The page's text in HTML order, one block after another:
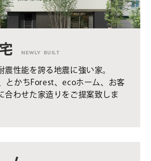
NEWLY BUILT
震性能を誇る地震に強い家。
とかちForest、ecoホーム、お客
合わせた家造りをご提案致しま